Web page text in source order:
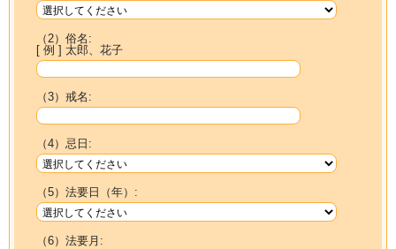
（2）俗名:
[ 例 ] 太郎、花子
（3）戒名:
（4）忌日:
（5）法要日（年）:
（6）法要月: